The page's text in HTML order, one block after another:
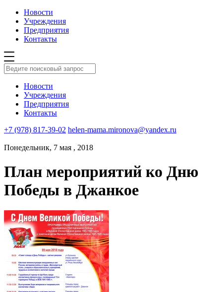
Новости
Учреждения
Предприятия
Контакты
Новости
Учреждения
Предприятия
Контакты
+7 (978) 817-39-02 helen-mama.mironova@yandex.ru
Понедельник, 7 мая , 2018
План мероприятий ко Дню
Победы в Джанкое